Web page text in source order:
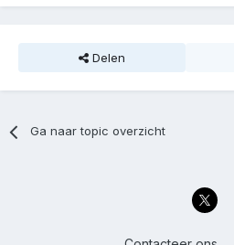
Delen
Ga naar topic overzicht